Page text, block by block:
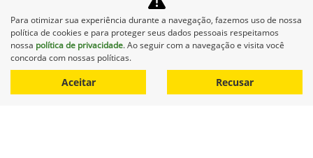
Equipamentos
Mapa do site
Para otimizar sua experiência durante a navegação, fazemos uso de nossa
política de cookies e para proteger seus dados pessoais respeitamos
nossa política de privacidade. Ao seguir com a navegação e visita você
concorda com nossas políticas.
Aceitar Recusar